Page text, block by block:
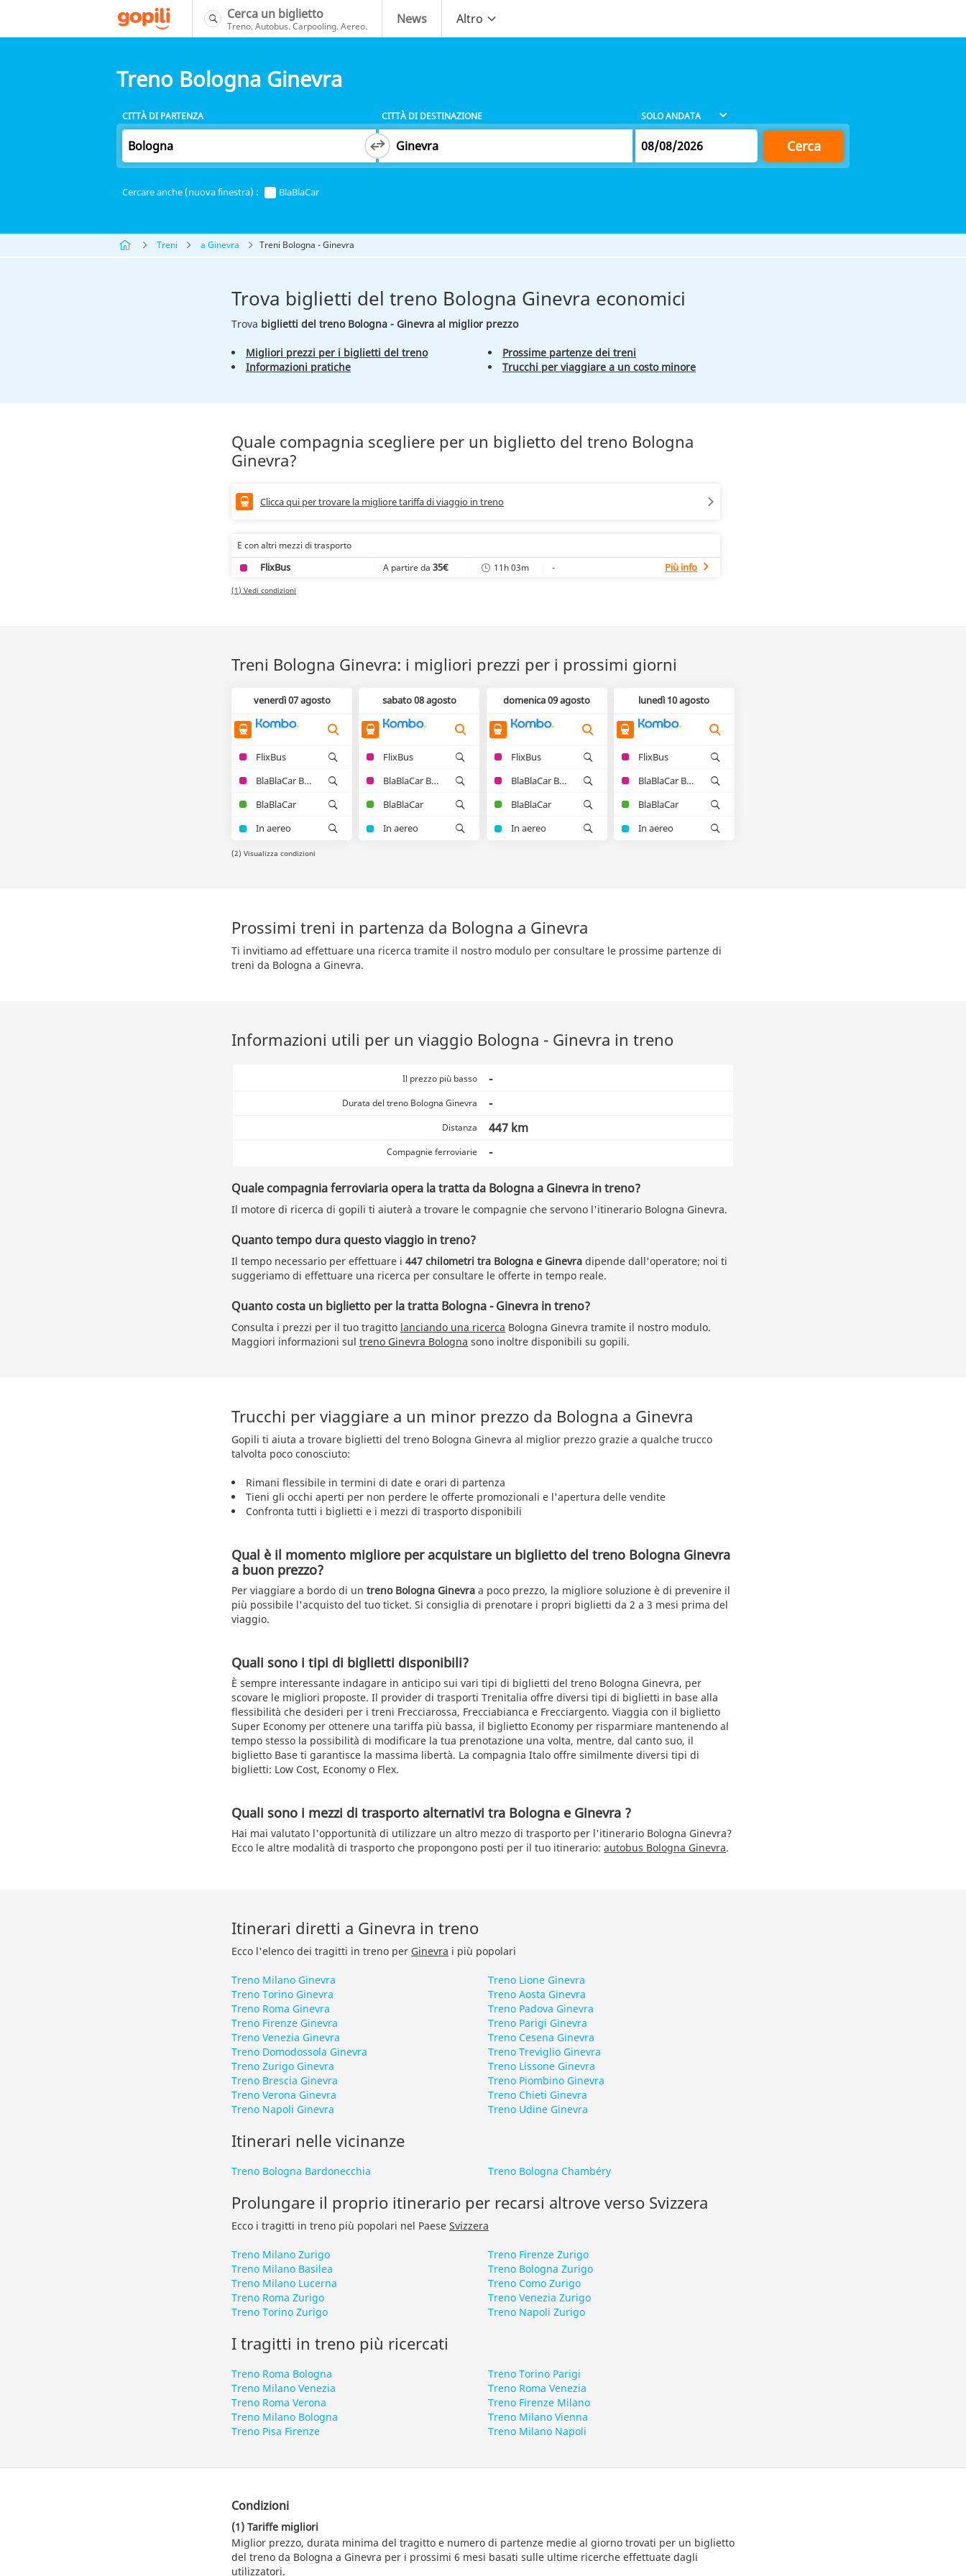
Cerca un biglietto
Treno. Autobus. Carpooling. Aereo. News Altro
Treno Bologna Ginevra
CITTÀ DI PARTENZA CITTÀ DI DESTINAZIONE
Cerca
Cercare anche (nuova finestra) : BlaBlaCar
Treni a Ginevra Treni Bologna - Ginevra
Trova biglietti del treno Bologna Ginevra economici
Trova biglietti del treno Bologna - Ginevra al miglior prezzo
Migliori prezzi per i biglietti del treno
Informazioni pratiche
Prossime partenze dei treni
Trucchi per viaggiare a un costo minore
Quale compagnia scegliere per un biglietto del treno Bologna
Ginevra?
Clicca qui per trovare la migliore tariffa di viaggio in treno
E con altri mezzi di trasporto
FlixBus A partire da 35€ 11h 03m - Più info
(1) Vedi condizioni
Treni Bologna Ginevra: i migliori prezzi per i prossimi giorni
venerdì 07 agosto
FlixBus
BlaBlaCar Bus
BlaBlaCar
In aereo
sabato 08 agosto
FlixBus
BlaBlaCar Bus
BlaBlaCar
In aereo
domenica 09 agosto
FlixBus
BlaBlaCar Bus
BlaBlaCar
In aereo
lunedì 10 agosto
FlixBus
BlaBlaCar Bus
BlaBlaCar
In aereo
(2) Visualizza condizioni
Prossimi treni in partenza da Bologna a Ginevra
Ti invitiamo ad effettuare una ricerca tramite il nostro modulo per consultare le prossime partenze di
treni da Bologna a Ginevra.
Informazioni utili per un viaggio Bologna - Ginevra in treno
Il prezzo più basso -
Durata del treno Bologna Ginevra -
Distanza 447 km
Compagnie ferroviarie -
Quale compagnia ferroviaria opera la tratta da Bologna a Ginevra in treno?
Il motore di ricerca di gopili ti aiuterà a trovare le compagnie che servono l'itinerario Bologna Ginevra.
Quanto tempo dura questo viaggio in treno?
Il tempo necessario per effettuare i 447 chilometri tra Bologna e Ginevra dipende dall'operatore; noi ti
suggeriamo di effettuare una ricerca per consultare le offerte in tempo reale.
Quanto costa un biglietto per la tratta Bologna - Ginevra in treno?
Consulta i prezzi per il tuo tragitto lanciando una ricerca Bologna Ginevra tramite il nostro modulo.
Maggiori informazioni sul treno Ginevra Bologna sono inoltre disponibili su gopili.
Trucchi per viaggiare a un minor prezzo da Bologna a Ginevra
Gopili ti aiuta a trovare biglietti del treno Bologna Ginevra al miglior prezzo grazie a qualche trucco
talvolta poco conosciuto:
Rimani flessibile in termini di date e orari di partenza
Tieni gli occhi aperti per non perdere le offerte promozionali e l'apertura delle vendite
Confronta tutti i biglietti e i mezzi di trasporto disponibili
Qual è il momento migliore per acquistare un biglietto del treno Bologna Ginevra
a buon prezzo?
Per viaggiare a bordo di un treno Bologna Ginevra a poco prezzo, la migliore soluzione è di prevenire il
più possibile l'acquisto del tuo ticket. Si consiglia di prenotare i propri biglietti da 2 a 3 mesi prima del
viaggio.
Quali sono i tipi di biglietti disponibili?
È sempre interessante indagare in anticipo sui vari tipi di biglietti del treno Bologna Ginevra, per
scovare le migliori proposte. Il provider di trasporti Trenitalia offre diversi tipi di biglietti in base alla
flessibilità che desideri per i treni Frecciarossa, Frecciabianca e Frecciargento. Viaggia con il biglietto
Super Economy per ottenere una tariffa più bassa, il biglietto Economy per risparmiare mantenendo al
tempo stesso la possibilità di modificare la tua prenotazione una volta, mentre, dal canto suo, il
biglietto Base ti garantisce la massima libertà. La compagnia Italo offre similmente diversi tipi di
biglietti: Low Cost, Economy o Flex.
Quali sono i mezzi di trasporto alternativi tra Bologna e Ginevra ?
Hai mai valutato l'opportunità di utilizzare un altro mezzo di trasporto per l'itinerario Bologna Ginevra?
Ecco le altre modalità di trasporto che propongono posti per il tuo itinerario: autobus Bologna Ginevra.
Itinerari diretti a Ginevra in treno
Ecco l'elenco dei tragitti in treno per Ginevra i più popolari
Treno Milano Ginevra
Treno Torino Ginevra
Treno Roma Ginevra
Treno Firenze Ginevra
Treno Venezia Ginevra
Treno Domodossola Ginevra
Treno Zurigo Ginevra
Treno Brescia Ginevra
Treno Verona Ginevra
Treno Napoli Ginevra
Treno Lione Ginevra
Treno Aosta Ginevra
Treno Padova Ginevra
Treno Parigi Ginevra
Treno Cesena Ginevra
Treno Treviglio Ginevra
Treno Lissone Ginevra
Treno Piombino Ginevra
Treno Chieti Ginevra
Treno Udine Ginevra
Itinerari nelle vicinanze
Treno Bologna Bardonecchia Treno Bologna Chambéry
Prolungare il proprio itinerario per recarsi altrove verso Svizzera
Ecco i tragitti in treno più popolari nel Paese Svizzera
Treno Milano Zurigo
Treno Milano Basilea
Treno Milano Lucerna
Treno Roma Zurigo
Treno Torino Zurigo
Treno Firenze Zurigo
Treno Bologna Zurigo
Treno Como Zurigo
Treno Venezia Zurigo
Treno Napoli Zurigo
I tragitti in treno più ricercati
Treno Roma Bologna
Treno Milano Venezia
Treno Roma Verona
Treno Milano Bologna
Treno Pisa Firenze
Treno Torino Parigi
Treno Roma Venezia
Treno Firenze Milano
Treno Milano Vienna
Treno Milano Napoli
Condizioni
(1) Tariffe migliori
Miglior prezzo, durata minima del tragitto e numero di partenze medie al giorno trovati per un biglietto
del treno da Bologna a Ginevra per i prossimi 6 mesi basati sulle ultime ricerche effettuate dagli
utilizzatori.